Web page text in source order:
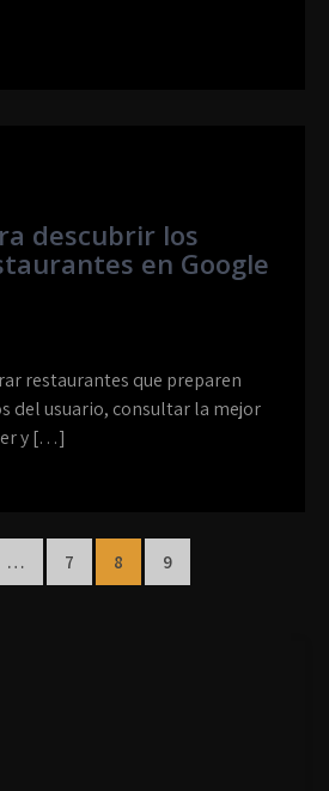
descubrir los
en Google
restaurantes que preparen
del usuario, consultar la mejor
y […]
… 7 8
9